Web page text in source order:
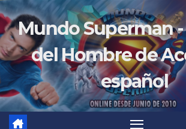
Mundo Superman
del Hombre de
español